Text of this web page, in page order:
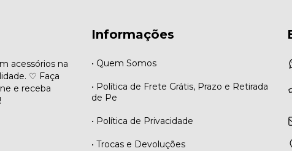
acessórios na
♡ Faça
e receba
Informações
• Quem Somos
• Política de Frete Grátis, Prazo e Retirada
de Pe
• Política de Privacidade
• Trocas e Devoluções